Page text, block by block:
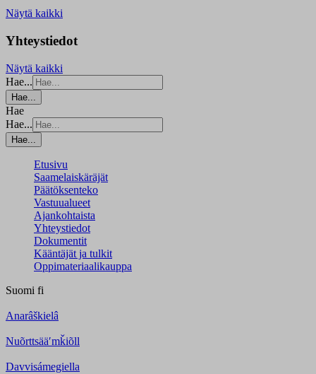
Näytä kaikki
Yhteystiedot
Näytä kaikki
Hae...
Hae...
Hae
Hae...
Hae...
Etusivu
Saamelaiskäräjät
Päätöksenteko
Vastuualueet
Ajankohtaista
Yhteystiedot
Dokumentit
Kääntäjät ja tulkit
Oppimateriaalikauppa
Suomi fi
Anarâškielâ
Nuõrttsääʹmǩiõll
Davvisámegiella